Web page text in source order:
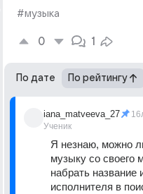
#музыка
0 1
По дате По рейтингу
iana_matveeva_27
Ученик
Я незнаю, можно
музыку со своего
набрать название
исполнителя в